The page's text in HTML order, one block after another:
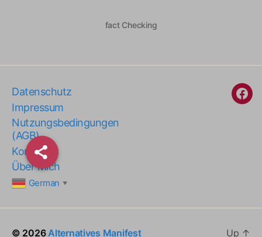
fact Checking
Datenschutz
Impressum
Nutzungsbedingungen
(AGB)
Kontakt
Über Mich
German ▼
© 2026 Alternatives Manifest Up ↑